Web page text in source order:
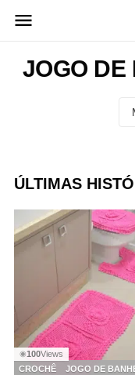
para
conteúdo
JOGO DE
ÚLTIMAS
◉100Views
CROCHÊ
JOGO DE